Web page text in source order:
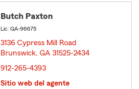
Butch Paxton
Lic: GA-96675
3136 Cypress Mill Road
Brunswick, GA 31525-2434
912-265-4393
Sitio web del agente